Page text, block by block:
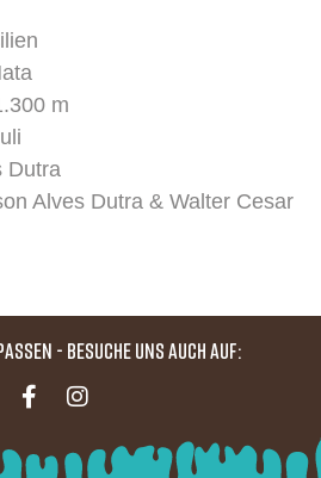
m
Dutra
Alves Dutra & Walter Cesar
- Besuche uns auch auf: